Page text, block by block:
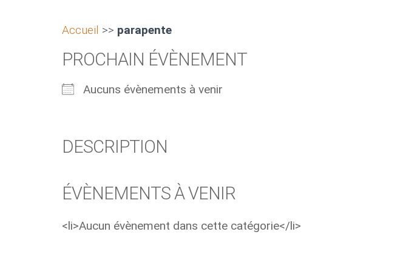
Accueil >> parapente
PROCHAIN ÉVÈNEMENT
Aucuns évènements à venir
DESCRIPTION
ÉVÈNEMENTS À VENIR
<li>Aucun évènement dans cette catégorie</li>